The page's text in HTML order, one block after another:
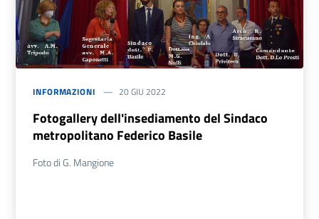
INFORMAZIONI 20 GIU 2022
Fotogallery dell'insediamento del Sindaco
metropolitano Federico Basile
Foto di G. Mangione